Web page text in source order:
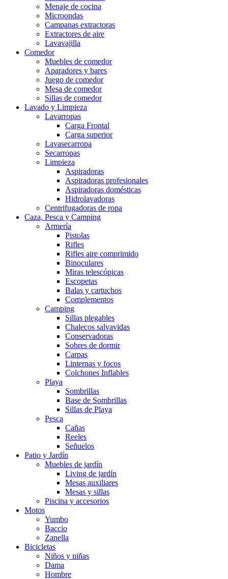
Menaje de cocina
Microondas
Campanas extractoras
Extractores de aire
Lavavajilla
Comedor
Muebles de comedor
Aparadores y bares
Juego de comedor
Mesa de comedor
Sillas de comedor
Lavado y Limpieza
Lavarropas
Carga Frontal
Carga superior
Lavasecarropa
Secarropas
Limpieza
Aspiradoras
Aspiradoras profesionales
Aspiradoras domésticas
Hidrolavadoras
Centrifugadoras de ropa
Caza, Pesca y Camping
Armería
Pistolas
Rifles
Rifles aire comprimido
Binoculares
Miras telescópicas
Escopetas
Balas y cartuchos
Complementos
Camping
Sillas plegables
Chalecos salvavidas
Conservadoras
Sobres de dormir
Carpas
Linternas y focos
Colchones Inflables
Playa
Sombrillas
Base de Sombrillas
Sillas de Playa
Pesca
Cañas
Reeles
Señuelos
Patio y Jardín
Muebles de jardín
Living de jardín
Mesas auxiliares
Mesas y sillas
Piscina y accesorios
Motos
Yumbo
Baccio
Zanella
Bicicletas
Niños y niñas
Dama
Hombre